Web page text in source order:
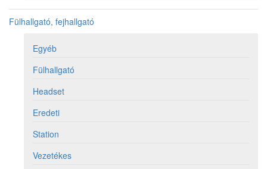
Fülhallgató, fejhallgató
Egyéb
Fülhallgató
Headset
Eredeti
Station
Vezetékes